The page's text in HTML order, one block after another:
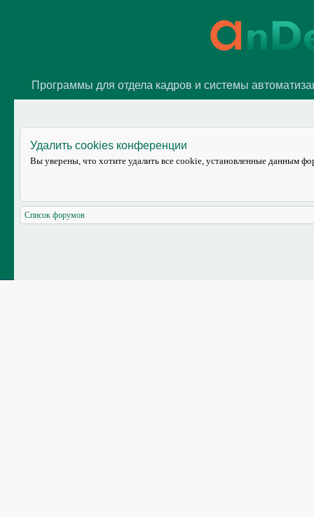
Программы для отдела кадров и системы
Удалить cookies конференции
Вы уверены, что хотите удалить все cookie, установленные данным
Список форумов